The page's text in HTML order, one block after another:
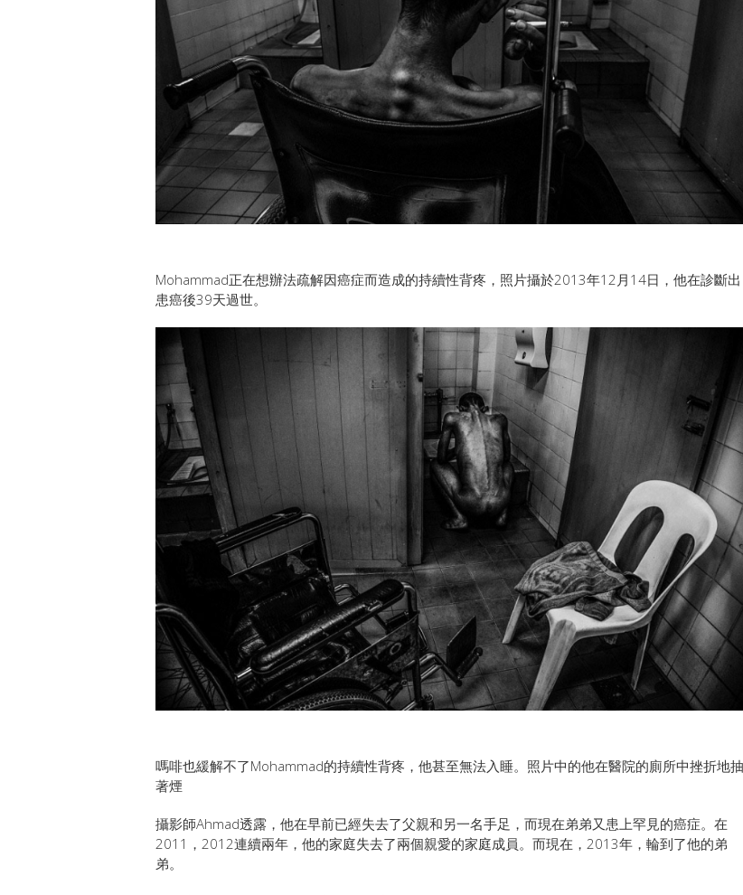
Mohammad正在想辦法疏解因癌症而造成的持續性背疼，照片攝於2013年12月14日，他在診斷出
患癌後39天過世。
嗎啡也緩解不了Mohammad的持續性背疼，他甚至無法入睡。照片中的他在醫院的廁所中挫折地抽
著煙
攝影師Ahmad透露，他在早前已經失去了父親和另一名手足，而現在弟弟又患上罕見的癌症。在
2011，2012連續兩年，他的家庭失去了兩個親愛的家庭成員。而現在，2013年，輪到了他的弟
弟。